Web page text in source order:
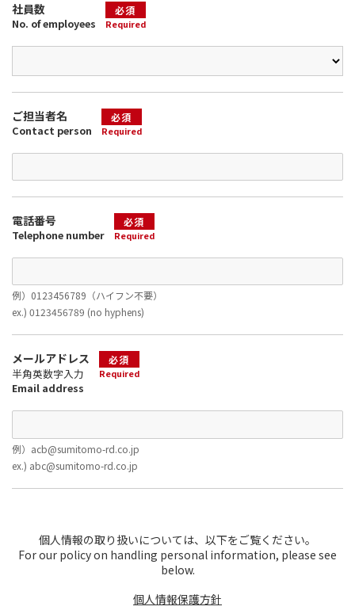
社員数
No. of employees
必須
Required
ご担当者名
Contact person
必須
Required
電話番号
Telephone number
必須
Required
例）0123456789（ハイフン不要）
ex.) 0123456789 (no hyphens)
メールアドレス
半角英数字入力
Email address
必須
Required
例）acb@sumitomo-rd.co.jp
ex.) abc@sumitomo-rd.co.jp
個人情報の取り扱いについては、以下をご覧ください。
For our policy on handling personal information, please see
below.
個人情報保護方針